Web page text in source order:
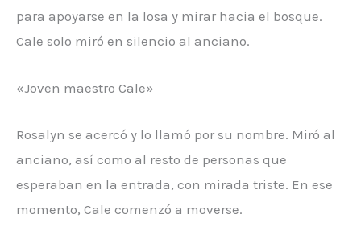
para apoyarse en la losa y mirar hacia el bosque.
Cale solo miró en silencio al anciano.
«Joven maestro Cale»
Rosalyn se acercó y lo llamó por su nombre. Miró al
anciano, así como al resto de personas que
esperaban en la entrada, con mirada triste. En ese
momento, Cale comenzó a moverse.